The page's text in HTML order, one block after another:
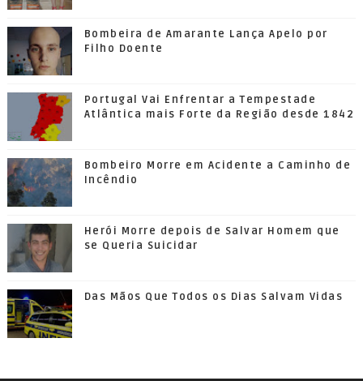
Bombeira de Amarante Lança Apelo por
Filho Doente
Portugal Vai Enfrentar a Tempestade
Atlântica mais Forte da Região desde 1842
Bombeiro Morre em Acidente a Caminho de
Incêndio
Herói Morre depois de Salvar Homem que
se Queria Suicidar
Das Mãos Que Todos os Dias Salvam Vidas